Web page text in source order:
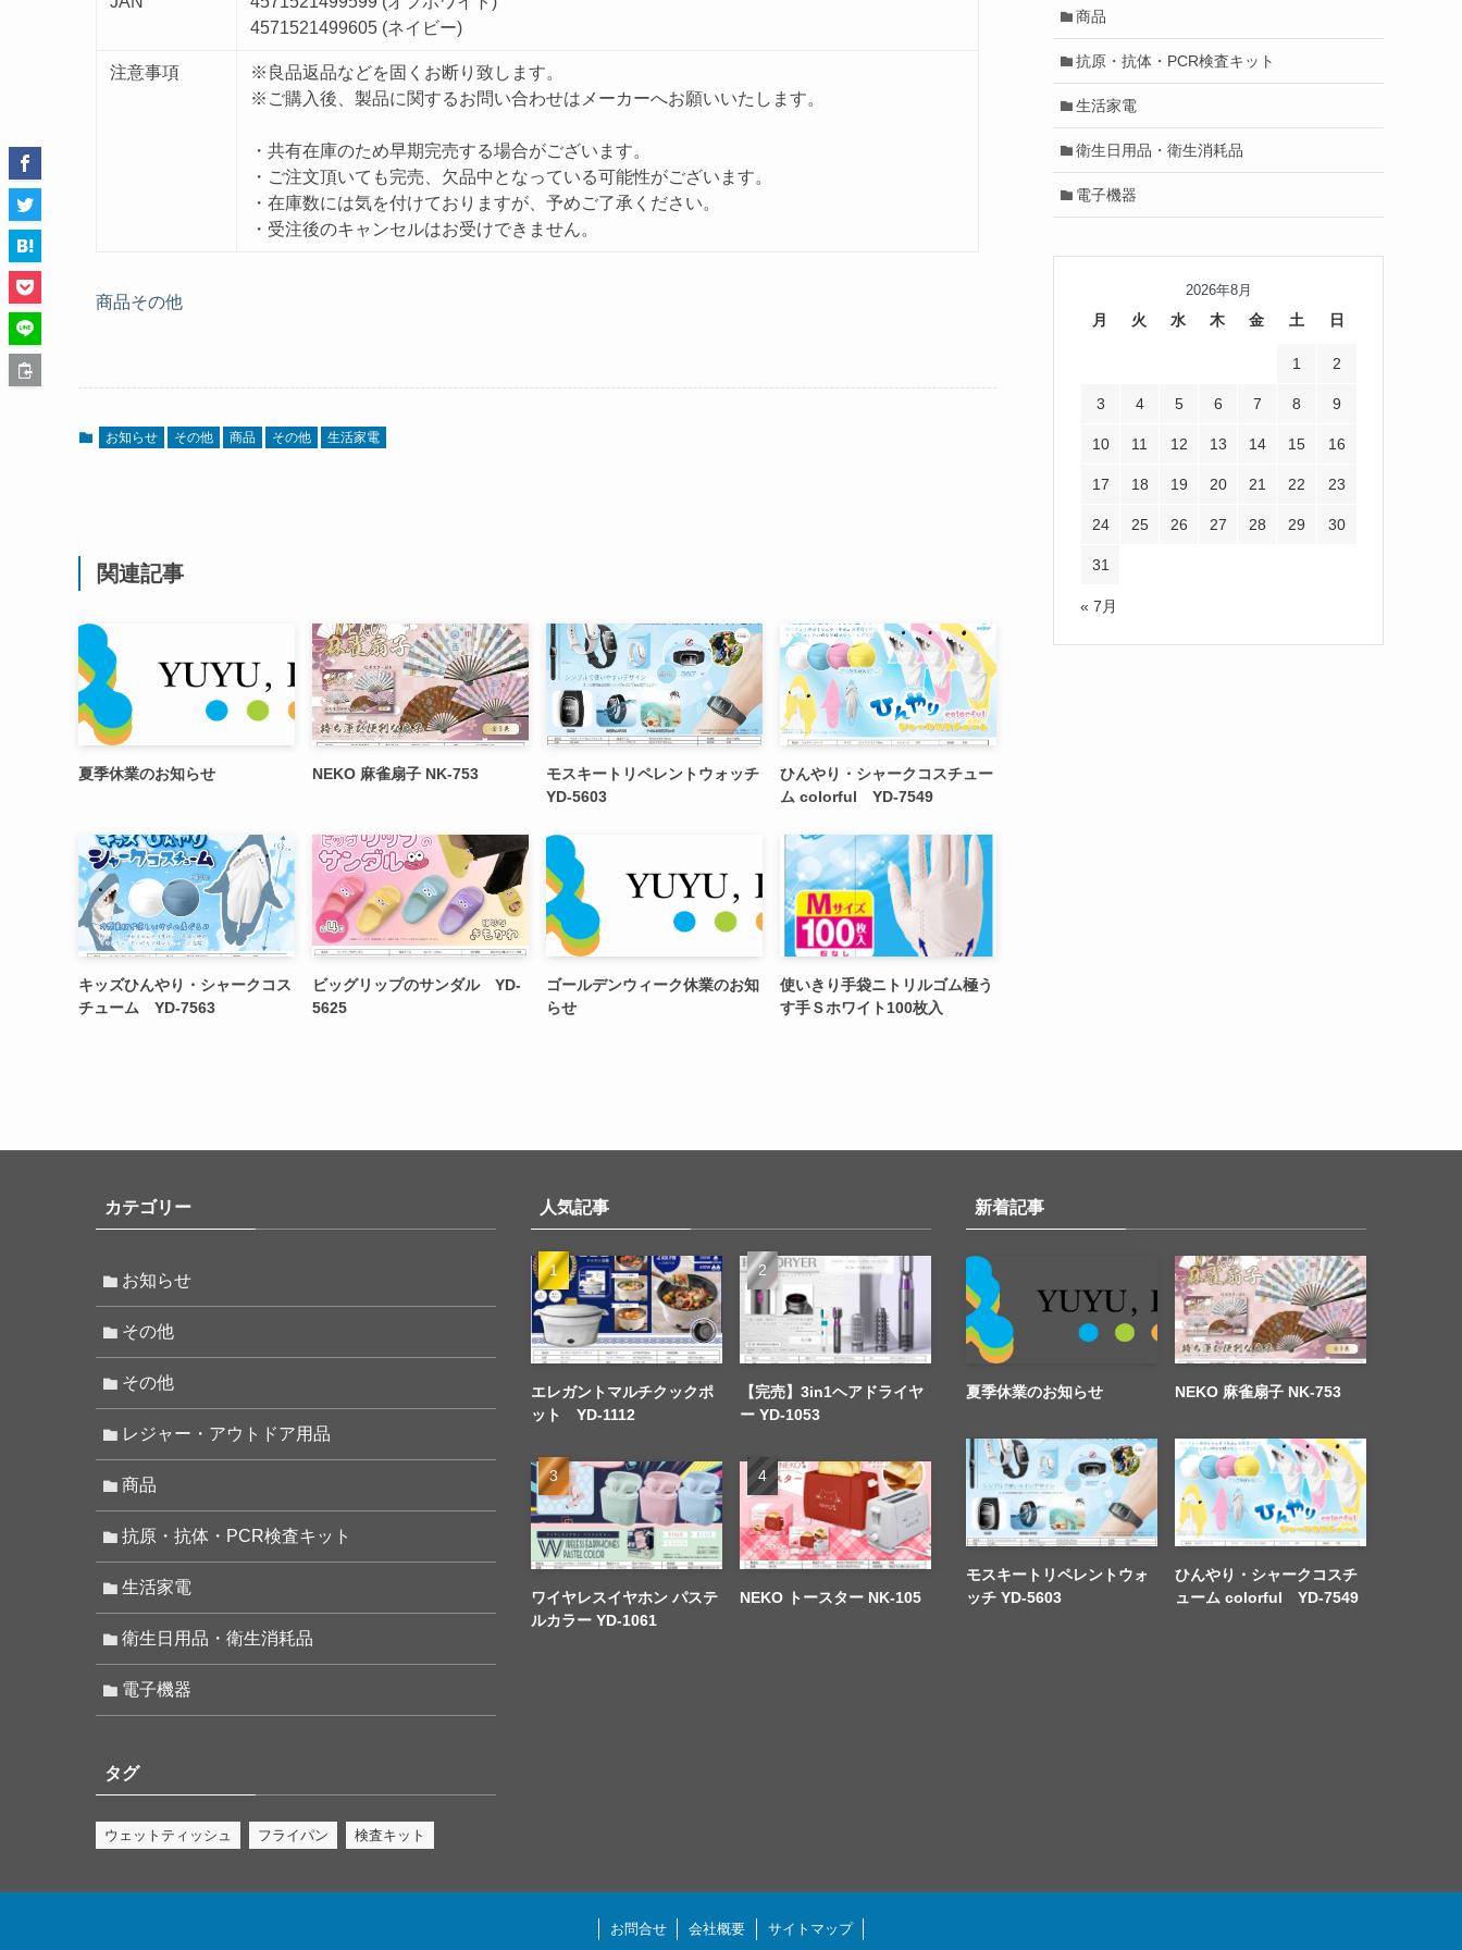
4571521499605 (ネイビー)
注意事項
※良品返品などを固くお断り致します。
※ご購入後、製品に関するお問い合わせはメーカーへお願いいたします。
・共有在庫のため早期完売する場合がございます。
・ご注文頂いても完売、欠品中となっている可能性がございます。
・在庫数には気を付けておりますが、予めご了承ください。
・受注後のキャンセルはお受けできません。
商品その他
お知らせ その他 商品 その他 生活家電
関連記事
夏季休業のお知らせ NEKO 麻雀扇子 NK-753
モスキートリペレントウォッチ
YD-5603
ひんやり・シャークコスチュー
ム colorful YD-7549
キッズひんやり・シャークコス
チューム YD-7563
ビッグリップのサンダル YD-
5625
ゴールデンウィーク休業のお知
らせ
使いきり手袋ニトリルゴム極う
す手Ｓホワイト100枚入
商品
抗原・抗体・PCR検査キット
生活家電
衛生日用品・衛生消耗品
電子機器
2026年8月
月 火 水 木 金 土 日
1 2
3 4 5 6 7 8 9
10 11 12 13 14 15 16
17 18 19 20 21 22 23
24 25 26 27 28 29 30
31
« 7月
カテゴリー
お知らせ
その他
その他
レジャー・アウトドア用品
商品
抗原・抗体・PCR検査キット
生活家電
衛生日用品・衛生消耗品
電子機器
タグ
ウェットティッシュ フライパン 検査キット
人気記事
エレガントマルチクックポ
ット YD-1112
【完売】3in1ヘアドライヤ
ー YD-1053
ワイヤレスイヤホン パステ
ルカラー YD-1061
NEKO トースター NK-105
新着記事
夏季休業のお知らせ NEKO 麻雀扇子 NK-753
モスキートリペレントウォ
ッチ YD-5603
ひんやり・シャークコスチ
ューム colorful YD-7549
お問合せ 会社概要 サイトマップ